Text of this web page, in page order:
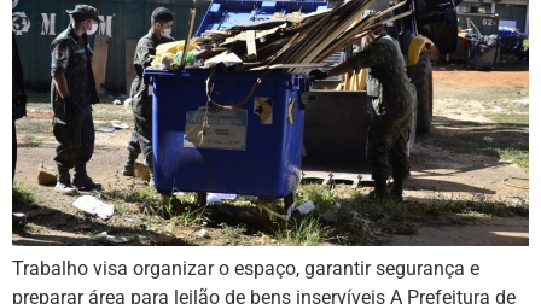
Trabalho visa organizar o espaço, garantir segurança e
preparar área para leilão de bens inservíveis A Prefeitura de